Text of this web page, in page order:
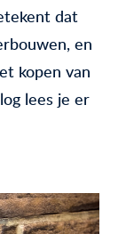
dat
en
kopen van
lees je er